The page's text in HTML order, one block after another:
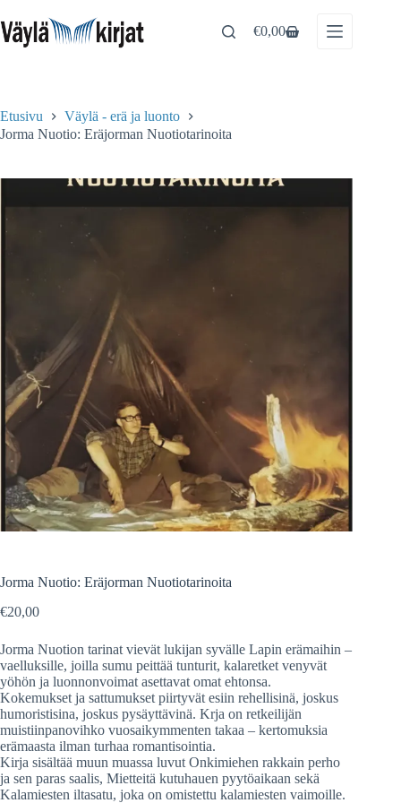
to
content
Shopping
€0,00
Etusivu
Väylä - erä ja luonto
Jorma Nuotio: Eräjorman Nuotiotarinoita
Jorma Nuotio: Eräjorman Nuotiotarinoita
€20,00
Jorma Nuotion tarinat vievät lukijan syvälle Lapin erämaihin –
vaelluksille, joilla sumu peittää tunturit, kalaretket venyvät
yöhön ja luonnonvoimat asettavat omat ehtonsa.
Kokemukset ja sattumukset piirtyvät esiin rehellisinä, joskus
humoristisina, joskus pysäyttävinä. Krja on retkeilijän
muistiinpanovihko vuosaikymmenten takaa – kertomuksia
erämaasta ilman turhaa romantisointia.
Kirja sisältää muun muassa luvut Onkimiehen rakkain perho
ja sen paras saalis, Mietteitä kutuhauen pyytöaikaan sekä
Kalamiesten iltasatu, joka on omistettu kalamiesten vaimoille.